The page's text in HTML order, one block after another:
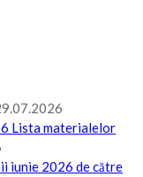
Lista materialelor
iunie 2026 de către